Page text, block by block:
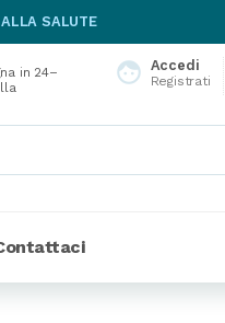
ALLA SALUTE
face Accedi
Registrati
in 24–